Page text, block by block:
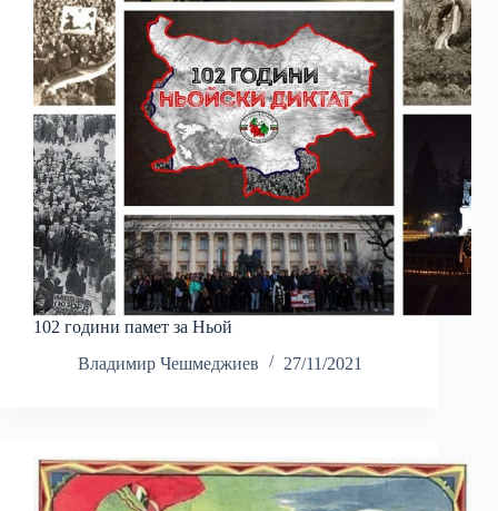
102 години памет за Ньой
Владимир Чешмеджиев
27/11/2021